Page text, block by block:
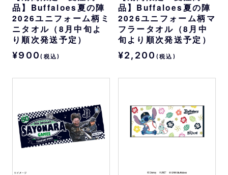
品】Buffaloes夏の陣
2026ユニフォーム柄ミ
ニタオル（8月中旬よ
り順次発送予定）
¥900(税込)
品】Buffaloes夏の陣
2026ユニフォーム柄マ
フラータオル（8月中
旬より順次発送予定）
¥2,200 (税込)